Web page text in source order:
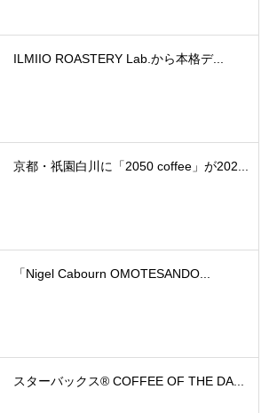
ILMIIO ROASTERY Lab.から本格デ...
京都・祇園白川に「2050 coffee」が202...
「Nigel Cabourn OMOTESANDO...
スターバックス® COFFEE OF THE DA...